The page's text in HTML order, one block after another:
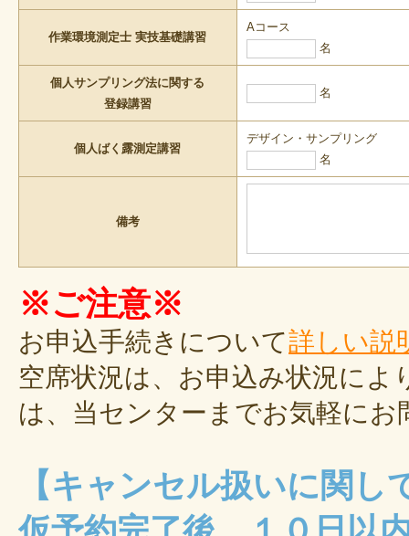
作業環境測定士 実技基礎講習
Aコース
名
個人サンプリング法に関する
登録講習
名
個人ばく露測定講習
デザイン・サンプリング
名
備考
※ご注意※
お申込手続きについて詳しい説
空席状況は、お申込み状況に
は、当センターまでお気軽にお
【キャンセル扱いに関し